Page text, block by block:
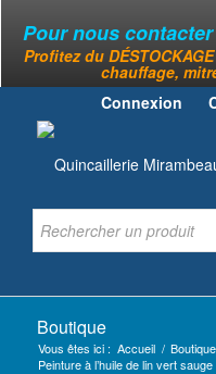
Pour nous contacter
Profitez du
chauffage,
Connexion
Boutique
Vous êtes ici : Accueil / Boutique
Peinture à l’huile de lin vert